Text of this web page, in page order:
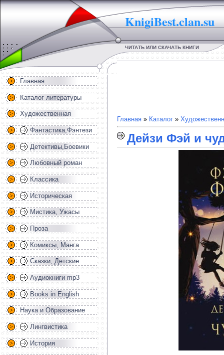
KnigiBest.clan.su
ЧИТАТЬ ИЛИ СКАЧАТЬ КНИГИ
Главная
Каталог литературы
Художественная
Фантастика,Фэнтези
Детективы,Боевики
Любовный роман
Классика
Историческая
Мистика, Ужасы
Проза
Комиксы, Манга
Сказки, Детские
Аудиокниги mp3
Books in English
Наука и Образование
Лингвистика
История
Главная » Каталог »
Дейзи Фэй и